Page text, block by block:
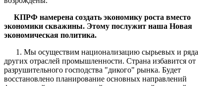
КПРФ намерена создать экономику роста вместо
экономики скважины. Этому послужит наша Новая
экономическая политика.
1. Мы осуществим национализацию сырьевых и ряда
других отраслей промышленности. Страна избавится от
разрушительного господства "дикого" рынка. Будет
восстановлено планирование основных направлений